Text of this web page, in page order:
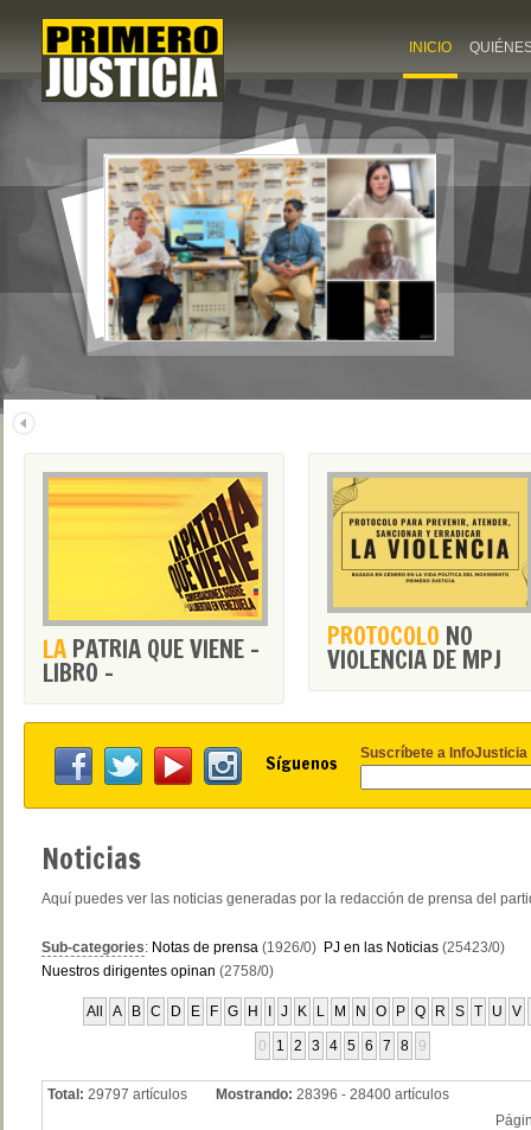
INICIO
LA PATRIA QUE VIENE -
LIBRO -
PROTOCOLO NO
VIOLENCIA DE MPJ
Síguenos Suscríbete a InfoJusticia
Noticias
Aquí puedes ver las noticias generadas por la redacción de prensa del
Sub-categories: Notas de prensa (1926/0) PJ en las Noticias (25423/0)
Nuestros dirigentes opinan (2758/0)
All A B C D E F G H J K L M N O P Q R S T U V
0 1 2 3 4 5 6 7 8 9
Total: 29797 artículos Mostrando: 28396 - 28400 artículos